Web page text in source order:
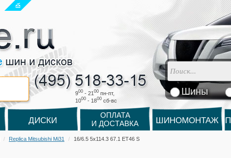
900 - 21 00 пн-пт,
1000 - 1800 cб-вс
Шины
ДИСКИ
ОПЛАТА
И ДОСТАВКА
ШИНОМОНТАЖ
Replica Mitsubishi Mi31 16/6.5 5x114.3 67.1 ET46 S